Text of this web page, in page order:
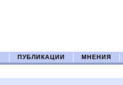
ПУБЛИКАЦИИ МНЕНИЯ